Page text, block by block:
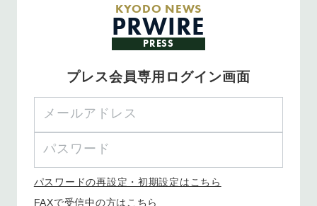
KYODO NEWS
PRWIRE
PRESS
プレス会員専用ログイン画面
パスワードの再設定・初期設定はこちら
FAXで受信中の方はこちら